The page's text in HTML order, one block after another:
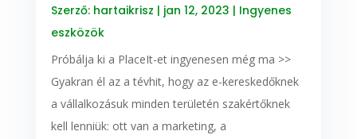
Szerző: hartaikrisz | jan 12, 2023 | Ingyenes
eszközök
Próbálja ki a PlaceIt-et ingyenesen még ma >>
Gyakran él az a tévhit, hogy az e-kereskedőknek
a vállalkozásuk minden területén szakértőknek
kell lenniük: ott van a marketing, a